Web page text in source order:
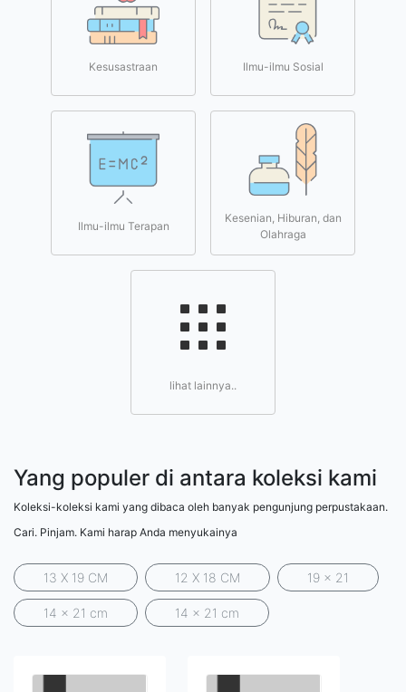
Kesusastraan Ilmu-ilmu Sosial
Ilmu-ilmu Terapan
Kesenian, Hiburan, dan
Olahraga
lihat lainnya..
Yang populer di antara koleksi kami
Koleksi-koleksi kami yang dibaca oleh banyak pengunjung perpustakaan.
Cari. Pinjam. Kami harap Anda menyukainya
13 X 19 CM 12 X 18 CM 19 x 21
14 x 21 cm 14 x 21 cm